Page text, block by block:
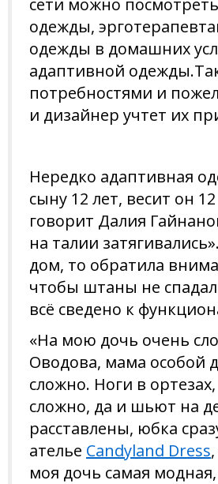
одежды,
одежды в домашних
адаптивной
потребностями и
и дизайнер учтет их
Нередко адаптивная
сыну 12 лет, весит он
говорит Далия
на талии
дом, то обратила
чтобы штаны не
всё сведено к
«На мою дочь очень
Оводова, мама особой
сложно. Ноги в
сложно, да и шьют на
расставлены, юбка
ателье Candyland Dress
моя дочь самая